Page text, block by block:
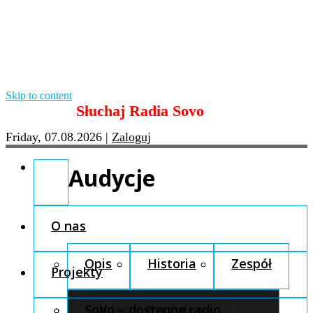
Skip to content
Słuchaj Radia Sovo
Friday, 07.08.2026 | Zaloguj
O nas
Opis Historia Zespół
Fundacja Pro Cultura
Projekty
SoVo – dostępne radio
Audycje